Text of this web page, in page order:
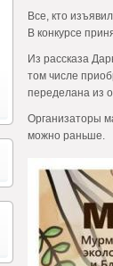
Все, кто
В конкурсе
Из рассказа
том числе
переделана из
Организаторы
можно раньше.